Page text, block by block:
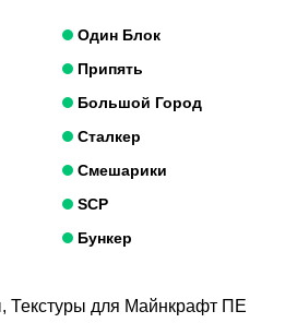
Один Блок
Припять
Большой Город
Сталкер
Смешарики
SCP
Бункер
Текстуры для Майнкрафт ПЕ